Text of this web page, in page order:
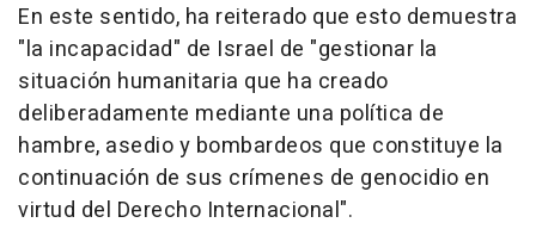
En este sentido, ha reiterado que esto demuestra
"la incapacidad" de Israel de "gestionar la
situación humanitaria que ha creado
deliberadamente mediante una política de
hambre, asedio y bombardeos que constituye la
continuación de sus crímenes de genocidio en
virtud del Derecho Internacional".